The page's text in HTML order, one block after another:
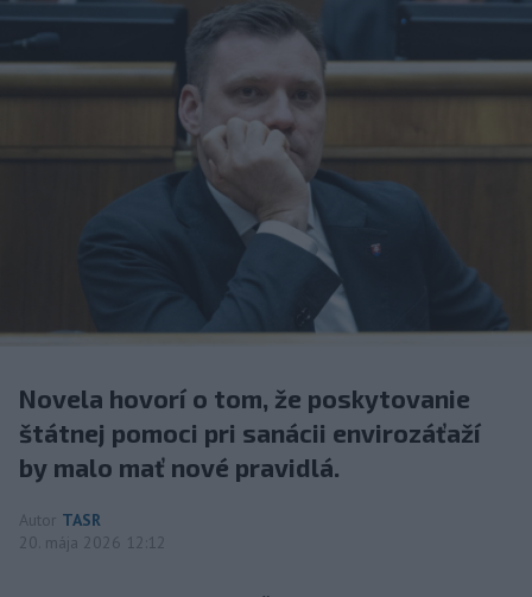
Novela hovorí o tom, že poskytovanie
štátnej pomoci pri sanácii envirozáťaží
by malo mať nové pravidlá.
Autor TASR
20. mája 2026 12:12